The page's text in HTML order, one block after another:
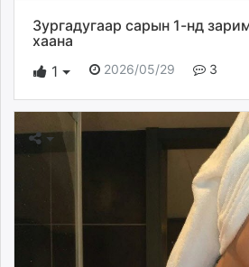
Зургадугаар сарын 1-нд
хаана
1
2026/05/29 3